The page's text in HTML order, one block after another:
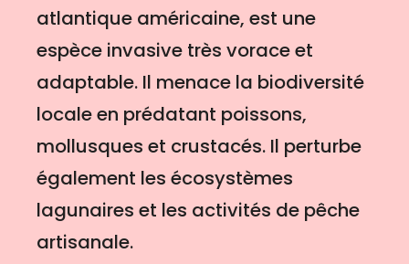
atlantique américaine, est une
espèce invasive très vorace et
adaptable. Il menace la biodiversité
locale en prédatant poissons,
mollusques et crustacés. Il perturbe
également les écosystèmes
lagunaires et les activités de pêche
artisanale.